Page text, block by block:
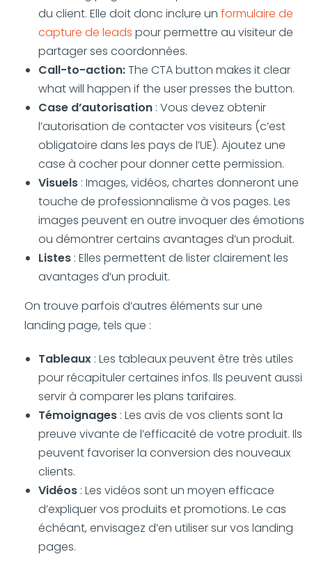
du client. Elle doit donc inclure un formulaire de
capture de leads pour permettre au visiteur de
partager ses coordonnées.
Call-to-action:The CTA button makes it clear
what will happen if the user presses the button.
Case d’autorisation : Vous devez obtenir
l’autorisation de contacter vos visiteurs (c’est
obligatoire dans les pays de l’UE). Ajoutez une
case à cocher pour donner cette permission.
Visuels : Images, vidéos, chartes donneront une
touche de professionnalisme à vos pages. Les
images peuvent en outre invoquer des émotions
ou démontrer certains avantages d’un produit.
Listes : Elles permettent de lister clairement les
avantages d’un produit.
On trouve parfois d’autres éléments sur une
landing page, tels que :
Tableaux : Les tableaux peuvent être très utiles
pour récapituler certaines infos. Ils peuvent aussi
servir à comparer les plans tarifaires.
Témoignages : Les avis de vos clients sont la
preuve vivante de l’efficacité de votre produit. Ils
peuvent favoriser la conversion des nouveaux
clients.
Vidéos : Les vidéos sont un moyen efficace
d’expliquer vos produits et promotions. Le cas
échéant, envisagez d’en utiliser sur vos landing
pages.